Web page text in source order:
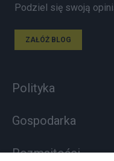
Podziel się swoją
ZAŁÓŻ BLOG
Polityka
Gospodarka
Rozmaitości